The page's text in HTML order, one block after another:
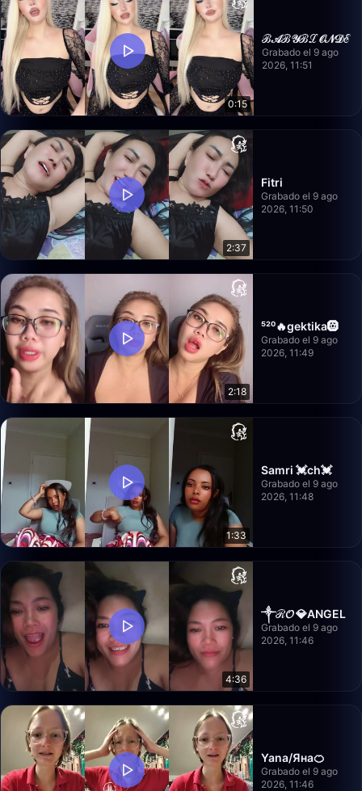
0:15
ℬ𝒜ℬ𝒴ℬℒ𝒪𝒩𝒟ℰ
Grabado el 9 ago
2026, 11:51
2:37
Fitri
Grabado el 9 ago
2026, 11:50
2:18
⁵²⁰🔥gektika🛞
Grabado el 9 ago
2026, 11:49
1:33
Samri 💓ch💓
Grabado el 9 ago
2026, 11:48
4:36
༒︎ℛ𝓞 💎ANGEL
Grabado el 9 ago
2026, 11:46
Yana/Яна🍊
Grabado el 9 ago
2026, 11:46